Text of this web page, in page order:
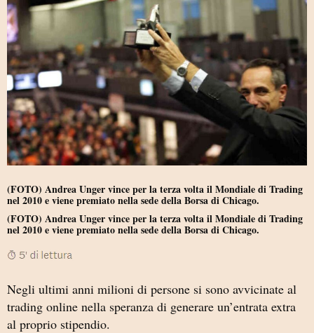
(FOTO) Andrea Unger vince per la terza volta il Mondiale di Trading
nel 2010 e viene premiato nella sede della Borsa di Chicago.
(FOTO) Andrea Unger vince per la terza volta il Mondiale di Trading
nel 2010 e viene premiato nella sede della Borsa di Chicago.
Negli ultimi anni milioni di persone si sono avvicinate al
trading online nella speranza di generare un’entrata extra
al proprio stipendio.